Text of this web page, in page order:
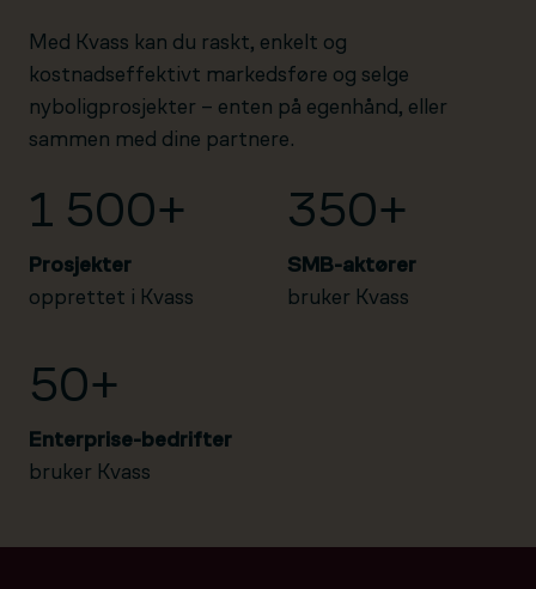
Med Kvass kan du raskt, enkelt og
kostnadseffektivt markedsføre og selge
nyboligprosjekter – enten på egenhånd, eller
sammen med dine partnere.
1 500+
Prosjekter
opprettet i Kvass
350+
SMB-aktører
bruker Kvass
50+
Enterprise-bedrifter
bruker Kvass